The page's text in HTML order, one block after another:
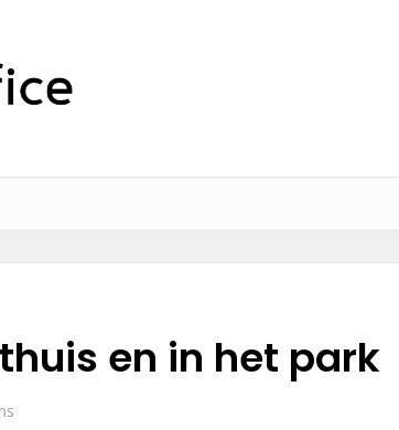
en in het park